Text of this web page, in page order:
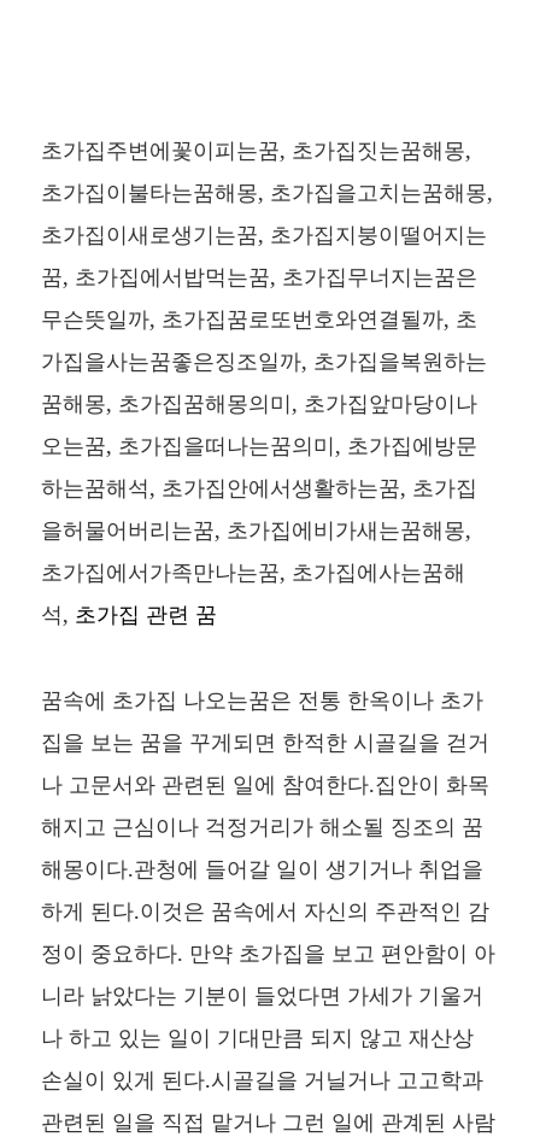
초가집주변에꽃이피는꿈, 초가집짓는꿈해몽,
초가집이불타는꿈해몽, 초가집을고치는꿈해몽,
초가집이새로생기는꿈, 초가집지붕이떨어지는
꿈, 초가집에서밥먹는꿈, 초가집무너지는꿈은
무슨뜻일까, 초가집꿈로또번호와연결될까, 초
가집을사는꿈좋은징조일까, 초가집을복원하는
꿈해몽, 초가집꿈해몽의미, 초가집앞마당이나
오는꿈, 초가집을떠나는꿈의미, 초가집에방문
하는꿈해석, 초가집안에서생활하는꿈, 초가집
을허물어버리는꿈, 초가집에비가새는꿈해몽,
초가집에서가족만나는꿈, 초가집에사는꿈해
석, 초가집 관련 꿈
꿈속에 초가집 나오는꿈은 전통 한옥이나 초가
집을 보는 꿈을 꾸게되면 한적한 시골길을 걷거
나 고문서와 관련된 일에 참여한다.집안이 화목
해지고 근심이나 걱정거리가 해소될 징조의 꿈
해몽이다.관청에 들어갈 일이 생기거나 취업을
하게 된다.이것은 꿈속에서 자신의 주관적인 감
정이 중요하다. 만약 초가집을 보고 편안함이 아
니라 낡았다는 기분이 들었다면 가세가 기울거
나 하고 있는 일이 기대만큼 되지 않고 재산상
손실이 있게 된다.시골길을 거닐거나 고고학과
관련된 일을 직접 맡거나 그런 일에 관계된 사람